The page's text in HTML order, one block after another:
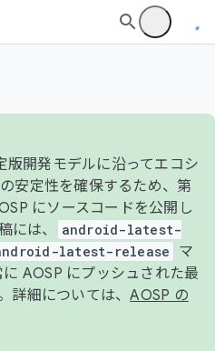
開発モデルに沿ってエコシ
安定性を確保するため、第
にソースコードを公開し
には、
android-latest-
latest-release
マ
AOSP にプッシュされた最
詳細については、AOSP の